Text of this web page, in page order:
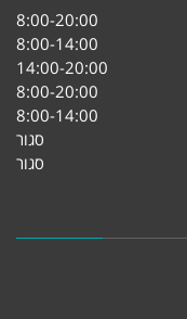
8:00-20:00
8:00-14:00
14:00-20:00
8:00-20:00
8:00-14:00
סגור
סגור